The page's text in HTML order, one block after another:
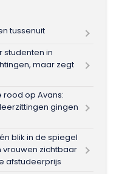
tussenuit
studenten in
maar zegt
op Avans:
gingen
blik in de spiegel
vrouwen zichtbaar
afstudeerprijs